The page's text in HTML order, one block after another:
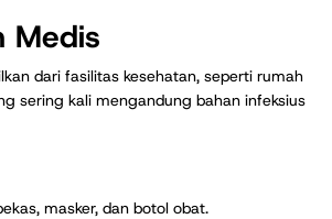
Medis
dari fasilitas kesehatan, seperti rumah
sering kali mengandung bahan infeksius
masker, dan botol obat.